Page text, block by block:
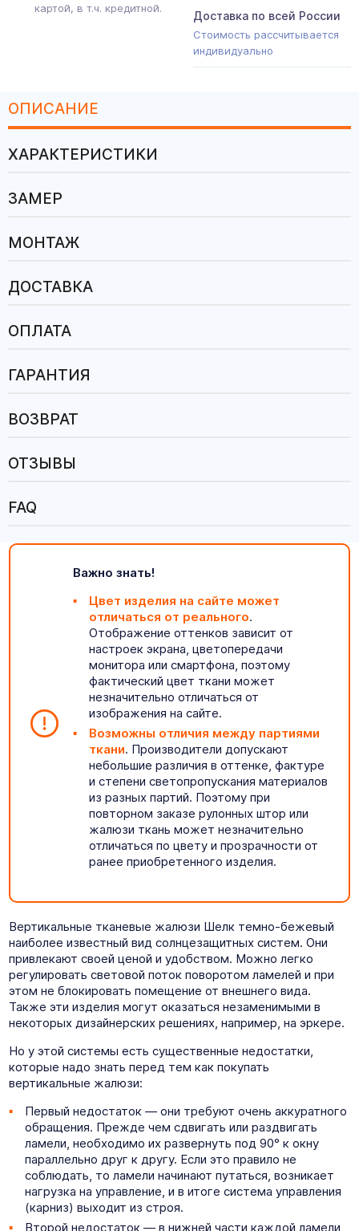
картой, в т.ч. кредитной.
Доставка по всей России
Стоимость рассчитывается
индивидуально
ОПИСАНИЕ
ХАРАКТЕРИСТИКИ
ЗАМЕР
МОНТАЖ
ДОСТАВКА
ОПЛАТА
ГАРАНТИЯ
ВОЗВРАТ
ОТЗЫВЫ
FAQ
Важно знать!
Цвет изделия на сайте может
отличаться от реального.
Отображение оттенков зависит от
настроек экрана, цветопередачи
монитора или смартфона, поэтому
фактический цвет ткани может
незначительно отличаться от
изображения на сайте.
Возможны отличия между партиями
ткани. Производители допускают
небольшие различия в оттенке, фактуре
и степени светопропускания материалов
из разных партий. Поэтому при
повторном заказе рулонных штор или
жалюзи ткань может незначительно
отличаться по цвету и прозрачности от
ранее приобретенного изделия.
Вертикальные тканевые жалюзи Шелк темно-бежевый
наиболее известный вид солнцезащитных систем. Они
привлекают своей ценой и удобством. Можно легко
регулировать световой поток поворотом ламелей и при
этом не блокировать помещение от внешнего вида.
Также эти изделия могут оказаться незаменимыми в
некоторых дизайнерских решениях, например, на эркере.
Но у этой системы есть существенные недостатки,
которые надо знать перед тем как покупать
вертикальные жалюзи:
Первый недостаток — они требуют очень аккуратного
обращения. Прежде чем сдвигать или раздвигать
ламели, необходимо их развернуть под 90° к окну
параллельно друг к другу. Если это правило не
соблюдать, то ламели начинают путаться, возникает
нагрузка на управление, и в итоге система управления
(карниз) выходит из строя.
Второй недостаток — в нижней части каждой ламели